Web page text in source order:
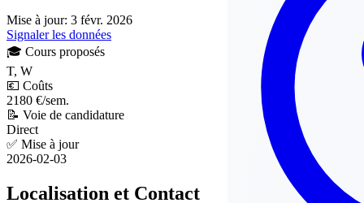
Mise à jour: 3 févr. 2026
Signaler les données
🎓 Cours proposés
T, W
💶 Coûts
2180 €/sem.
📝 Voie de candidature
Direct
✅ Mise à jour
2026-02-03
Localisation et Contact